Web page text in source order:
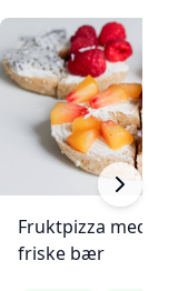
Fruktpizza med
friske bær